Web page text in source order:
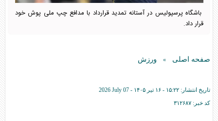
باشگاه پرسپولیس در آستانه تمدید قرارداد با مدافع چپ ملی پوش خود
قرار داد.
صفحه اصلی » ورزش
تاریخ انتشار: ۱۵:۲۲ - ۱۶ تير ۱۴۰۵ -
2026 July 07
کد خبر: ۳۱۲۶۸۷